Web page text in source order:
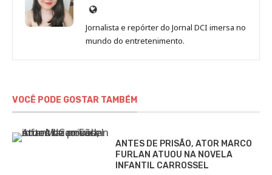
Site
de
Sara
Jornalista e repórter do Jornal DCI imersa no
mundo do entretenimento.
VOCÊ PODE GOSTAR TAMBÉM
ANTES DE PRISÃO, ATOR MARCO
FURLAN ATUOU NA NOVELA
INFANTIL CARROSSEL